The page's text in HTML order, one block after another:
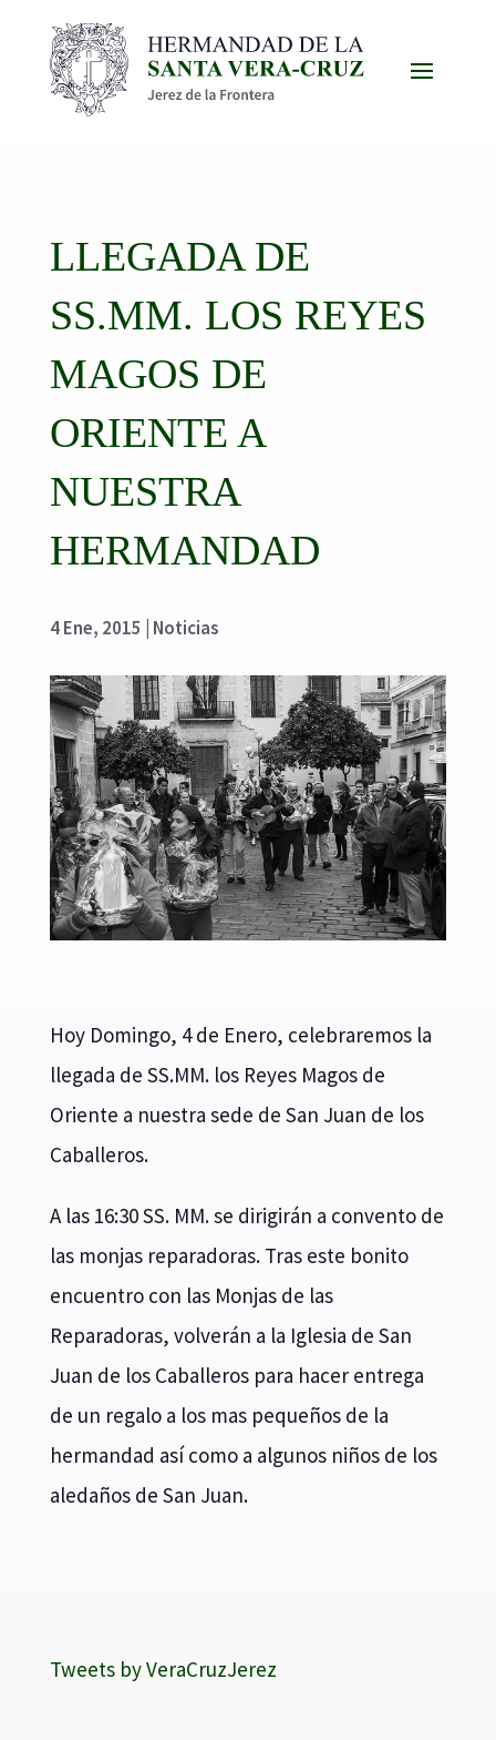
LLEGADA DE
SS.MM. LOS REYES
MAGOS DE
ORIENTE A
NUESTRA
HERMANDAD
4 Ene, 2015 Noticias
Hoy Domingo, 4 de Enero, celebraremos la
llegada de SS.MM. los Reyes Magos de
Oriente a nuestra sede de San Juan de los
Caballeros.
A las 16:30 SS. MM. se dirigirán a convento de
las monjas reparadoras. Tras este bonito
encuentro con las Monjas de las
Reparadoras, volverán a la Iglesia de San
Juan de los Caballeros para hacer entrega
de un regalo a los mas pequeños de la
hermandad así como a algunos niños de los
aledaños de San Juan.
Tweets by VeraCruzJerez